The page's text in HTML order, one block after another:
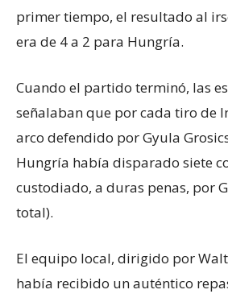
primer tiempo, el resultado al
era de 4 a 2 para Hungría.
Cuando el partido terminó, las
señalaban que por cada tiro de
arco defendido por Gyula
Hungría había disparado siete
custodiado, a duras penas, por
total).
El equipo local, dirigido por
había recibido un auténtico